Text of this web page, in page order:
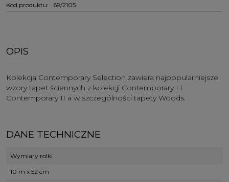
Kod produktu: 69/2105
OPIS
Kolekcja Contemporary Selection zawiera najpopularniejsze
wzory tapet ściennych z kolekcji Contemporary I i
Contemporary II a w szczególności tapety Woods.
DANE TECHNICZNE
Wymiary rolki
10 m x 52 cm